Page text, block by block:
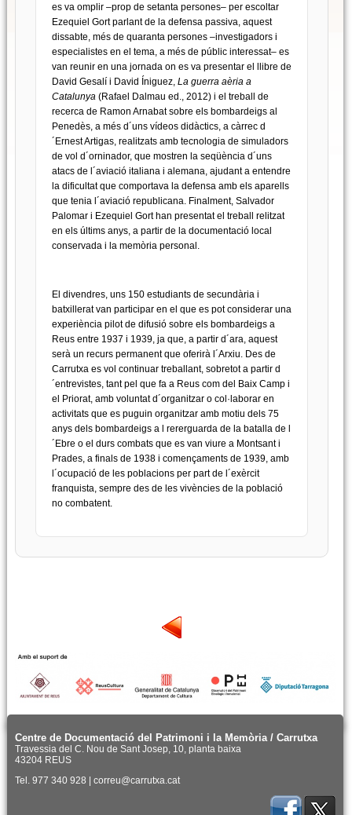
es va omplir –prop de setanta persones– per escoltar
Ezequiel Gort parlant de la defensa passiva, aquest
dissabte, més de quaranta persones –investigadors i
especialistes en el tema, a més de públic interessat– es
van reunir en una jornada on es va presentar el llibre de
David Gesalí i David Íniguez, La guerra aèria a
Catalunya (Rafael Dalmau ed., 2012) i el treball de
recerca de Ramon Arnabat sobre els bombardeigs al
Penedès, a més d´uns vídeos didàctics, a càrrec d
´Ernest Artigas, realitzats amb tecnologia de simuladors
de vol d´orninador, que mostren la seqüència d´uns
atacs de l´aviació italiana i alemana, ajudant a entendre
la dificultat que comportava la defensa amb els aparells
que tenia l´aviació republicana. Finalment, Salvador
Palomar i Ezequiel Gort han presentat el treball relitzat
en els últims anys, a partir de la documentació local
conservada i la memòria personal.
El divendres, uns 150 estudiants de secundària i
batxillerat van participar en el que es pot considerar una
experiència pilot de difusió sobre els bombardeigs a
Reus entre 1937 i 1939, ja que, a partir d´ara, aquest
serà un recurs permanent que oferirà l´Arxiu. Des de
Carrutxa es vol continuar treballant, sobretot a partir d
´entrevistes, tant pel que fa a Reus com del Baix Camp i
el Priorat, amb voluntat d´organitzar o col·laborar en
activitats que es puguin organitzar amb motiu dels 75
anys dels bombardeigs a l rererguarda de la batalla de l
´Ebre o el durs combats que es van viure a Montsant i
Prades, a finals de 1938 i començaments de 1939, amb
l´ocupació de les poblacions per part de l´exèrcit
franquista, sempre des de les vivències de la població
no combatent.
Centre de Documentació del Patrimoni i la Memòria / Carrutxa
Travessia del C. Nou de Sant Josep, 10, planta baixa
43204 REUS
Tel. 977 340 928 | correu@carrutxa.cat